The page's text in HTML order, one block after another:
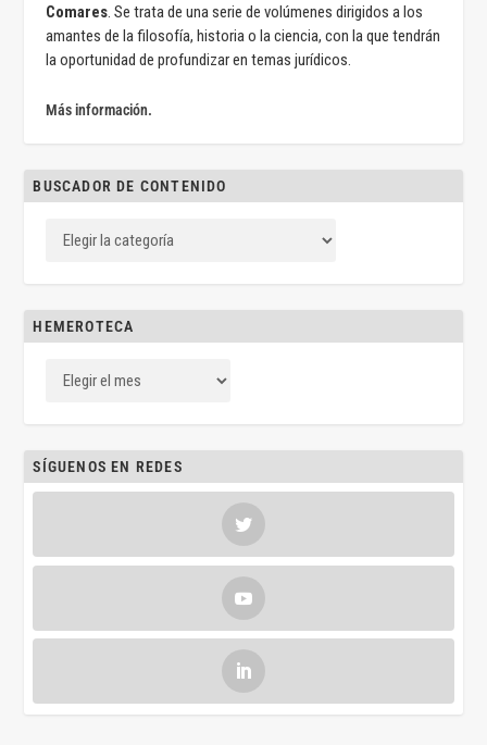
Comares. Se trata de una serie de volúmenes dirigidos a los
amantes de la filosofía, historia o la ciencia, con la que tendrán
la oportunidad de profundizar en temas jurídicos.
Más información.
BUSCADOR DE CONTENIDO
HEMEROTECA
SÍGUENOS EN REDES